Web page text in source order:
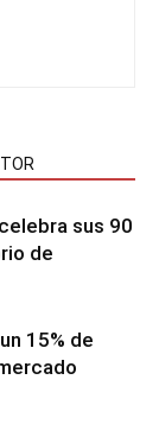
sus 90
de
15% de